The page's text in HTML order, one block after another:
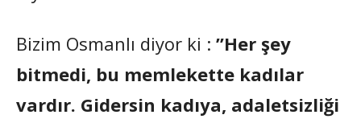
Bizim Osmanlı diyor ki : ”Her şey
bitmedi, bu memlekette kadılar
vardır. Gidersin kadıya, adaletsizliği